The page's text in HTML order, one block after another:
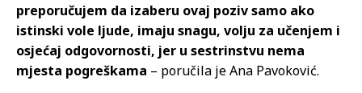
preporučujem da izaberu ovaj poziv samo ako
istinski vole ljude, imaju snagu, volju za učenjem i
osjećaj odgovornosti, jer u sestrinstvu nema
mjesta pogreškama – poručila je Ana Pavoković.